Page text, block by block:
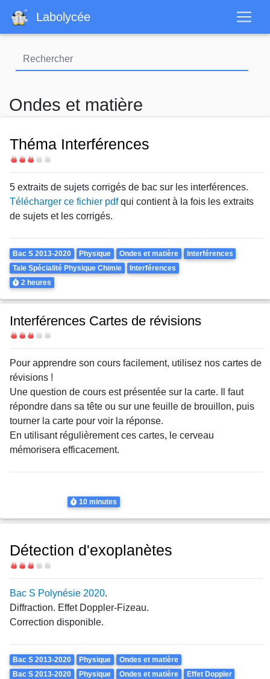
contenu
Labolycée
Ondes et matière
Théma Interférences
Difficulté
5 extraits de sujets corrigés de bac sur les interférences.
Télécharger ce fichier pdfqui contient à la fois les extraits
de sujets et les corrigés.
Theme
Bac S 2013-2020 Physique Ondes et matière
Interférences
Tale Spécialité Physique Chimie
Interférences
Durée
2 heures
Interférences Cartes de révisions
Difficulté
Body
Pour apprendre son cours facilement, utilisez nos cartes de
révisions !
Une question de cours est présentée sur la carte. Il faut
répondre dans sa tête ou sur une feuille de brouillon, puis
tourner la carte pour voir la réponse.
En utilisant régulièrement ces cartes, le cerveau
mémorisera efficacement.
Durée
10 minutes
Détection d'exoplanètes
Difficulté
Bac S Polynésie 2020.
Diffraction. Effet Doppler-Fizeau.
Correction disponible.
Theme
Bac S 2013-2020 Physique
Ondes et matière
Bac S 2013-2020
Physique Ondes et matière Effet Doppler